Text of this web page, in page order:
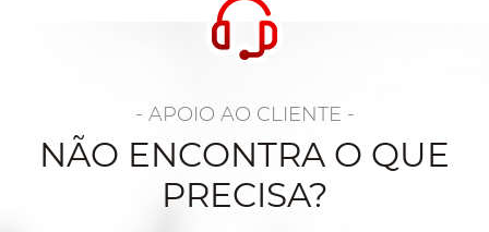
- APOIO AO CLIENTE -
NÃO ENCONTRA O QUE
PRECISA?